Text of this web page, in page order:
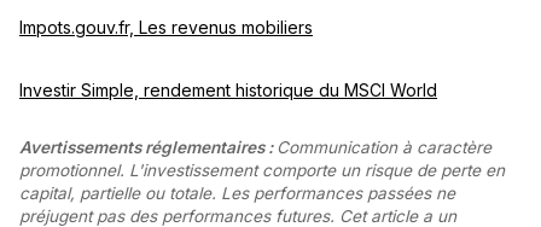
Impots.gouv.fr, Les revenus mobiliers
Investir Simple, rendement historique du MSCI World
Avertissements réglementaires : Communication à caractère
promotionnel. L'investissement comporte un risque de perte en
capital, partielle ou totale. Les performances passées ne
préjugent pas des performances futures. Cet article a un